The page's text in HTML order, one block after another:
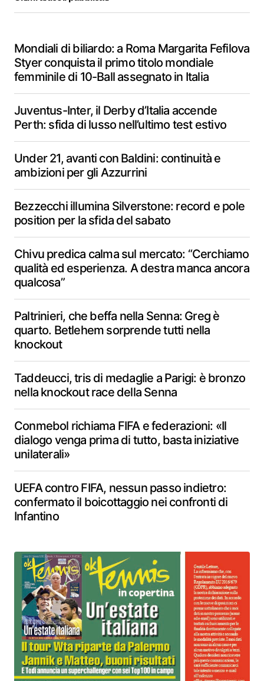
Mondiali di biliardo: a Roma Margarita Fefilova
Styer conquista il primo titolo mondiale
femminile di 10-Ball assegnato in Italia
Juventus-Inter, il Derby d’Italia accende
Perth: sfida di lusso nell’ultimo test estivo
Under 21, avanti con Baldini: continuità e
ambizioni per gli Azzurrini
Bezzecchi illumina Silverstone: record e pole
position per la sfida del sabato
Chivu predica calma sul mercato: “Cerchiamo
qualità ed esperienza. A destra manca ancora
qualcosa”
Paltrinieri, che beffa nella Senna: Greg è
quarto. Betlehem sorprende tutti nella
knockout
Taddeucci, tris di medaglie a Parigi: è bronzo
nella knockout race della Senna
Conmebol richiama FIFA e federazioni: «Il
dialogo venga prima di tutto, basta iniziative
unilaterali»
UEFA contro FIFA, nessun passo indietro:
confermato il boicottaggio nei confronti di
Infantino